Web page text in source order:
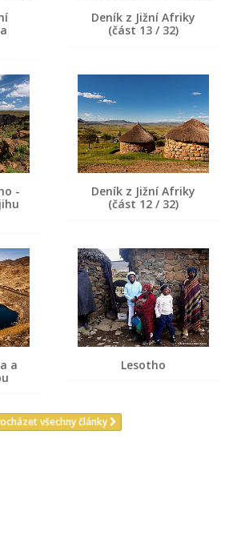
Deník z Jižní Afriky
(část 13 / 32)
-
Deník z Jižní Afriky
(část 12 / 32)
a
Lesotho
všechny články